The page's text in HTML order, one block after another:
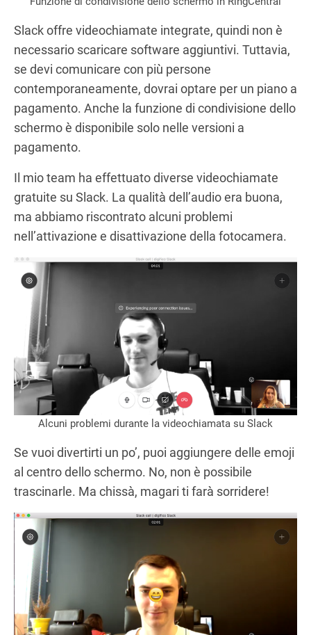
Slack offre videochiamate integrate, quindi non è
necessario scaricare software aggiuntivi. Tuttavia,
se devi comunicare con più persone
contemporaneamente, dovrai optare per un piano a
pagamento. Anche la funzione di condivisione dello
schermo è disponibile solo nelle versioni a
pagamento.
Il mio team ha effettuato diverse videochiamate
gratuite su Slack. La qualità dell’audio era buona,
ma abbiamo riscontrato alcuni problemi
nell’attivazione e disattivazione della fotocamera.
Alcuni problemi durante la videochiamata su Slack
Se vuoi divertirti un po’, puoi aggiungere delle emoji
al centro dello schermo. No, non è possibile
trascinarle. Ma chissà, magari ti farà sorridere!